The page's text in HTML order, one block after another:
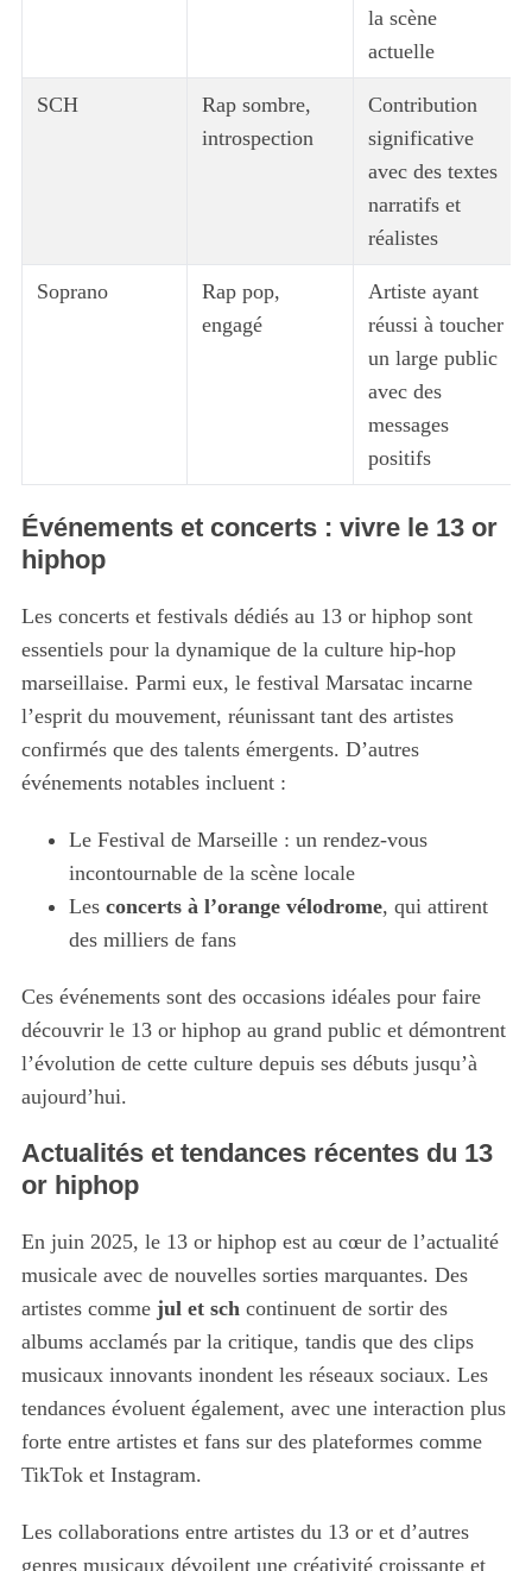
la scène
actuelle
SCH
Rap sombre,
introspection
Contribution
significative
avec des textes
narratifs et
réalistes
Soprano
Rap pop,
engagé
Artiste ayant
réussi à toucher
un large public
avec des
messages
positifs
Événements et concerts : vivre le 13 or
hiphop
Les concerts et festivals dédiés au 13 or hiphop sont
essentiels pour la dynamique de la culture hip-hop
marseillaise. Parmi eux, le festival Marsatac incarne
l’esprit du mouvement, réunissant tant des artistes
confirmés que des talents émergents. D’autres
événements notables incluent :
Le Festival de Marseille : un rendez-vous
incontournable de la scène locale
Les concerts à l’orange vélodrome, qui attirent
des milliers de fans
Ces événements sont des occasions idéales pour faire
découvrir le 13 or hiphop au grand public et démontrent
l’évolution de cette culture depuis ses débuts jusqu’à
aujourd’hui.
Actualités et tendances récentes du 13
or hiphop
En juin 2025, le 13 or hiphop est au cœur de l’actualité
musicale avec de nouvelles sorties marquantes. Des
artistes comme jul et schcontinuent de sortir des
albums acclamés par la critique, tandis que des clips
musicaux innovants inondent les réseaux sociaux. Les
tendances évoluent également, avec une interaction plus
forte entre artistes et fans sur des plateformes comme
TikTok et Instagram.
Les collaborations entre artistes du 13 or et d’autres
genres musicaux dévoilent une créativité croissante et